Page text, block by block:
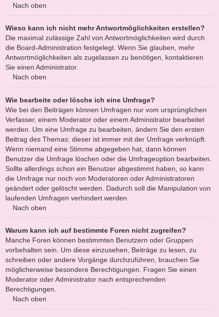
Nach oben
Wieso kann ich nicht mehr Antwortmöglichkeiten erstellen?
Die maximal zulässige Zahl von Antwortmöglichkeiten wird durch
die Board-Administration festgelegt. Wenn Sie glauben, mehr
Antwortmöglichkeiten als zugelassen zu benötigen, kontaktieren
Sie einen Administrator.
Nach oben
Wie bearbeite oder lösche ich eine Umfrage?
Wie bei den Beiträgen können Umfragen nur vom ursprünglichen
Verfasser, einem Moderator oder einem Administrator bearbeitet
werden. Um eine Umfrage zu bearbeiten, ändern Sie den ersten
Beitrag des Themas; dieser ist immer mit der Umfrage verknüpft.
Wenn niemand eine Stimme abgegeben hat, dann können
Benutzer die Umfrage löschen oder die Umfrageoption bearbeiten.
Sollte allerdings schon ein Benutzer abgestimmt haben, so kann
die Umfrage nur noch von Moderatoren oder Administratoren
geändert oder gelöscht werden. Dadurch soll die Manipulation von
laufenden Umfragen verhindert werden.
Nach oben
Warum kann ich auf bestimmte Foren nicht zugreifen?
Manche Foren können bestimmten Benutzern oder Gruppen
vorbehalten sein. Um diese einzusehen, Beiträge zu lesen, zu
schreiben oder andere Vorgänge durchzuführen, brauchen Sie
möglicherweise besondere Berechtigungen. Fragen Sie einen
Moderator oder Administrator nach entsprechenden
Berechtigungen.
Nach oben